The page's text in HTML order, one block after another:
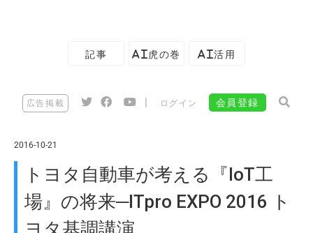
記事 AI虎の巻 AI活用
広告掲載 ログイン 会員登録
2016-10-21
トヨタ自動車が考える『IoT工
場』の将来─ITpro EXPO 2016 ト